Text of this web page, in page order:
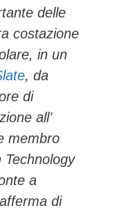
delle
costazione
in un
, da
di
all’
membro
a
di